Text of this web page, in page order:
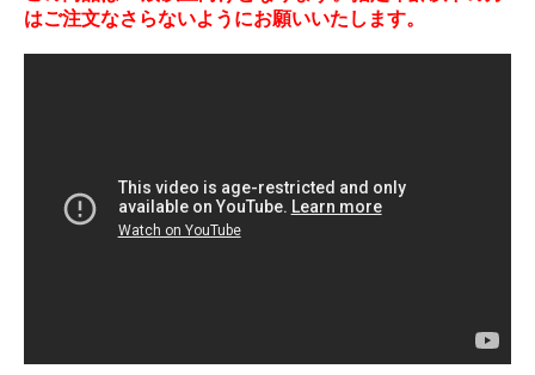
はご注文なさらないようにお願いいたします。